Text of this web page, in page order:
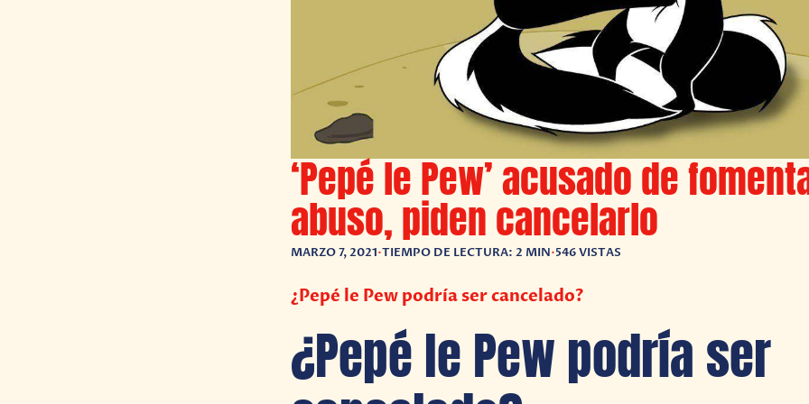
‘Pepé le Pew’ acusado de
abuso, piden cancelarlo
MARZO 7, 2021•TIEMPO DE LECTURA: 2 MIN•546 VISTAS
¿Pepé le Pew podría ser cancelado?
¿Pepé le Pew podría ser